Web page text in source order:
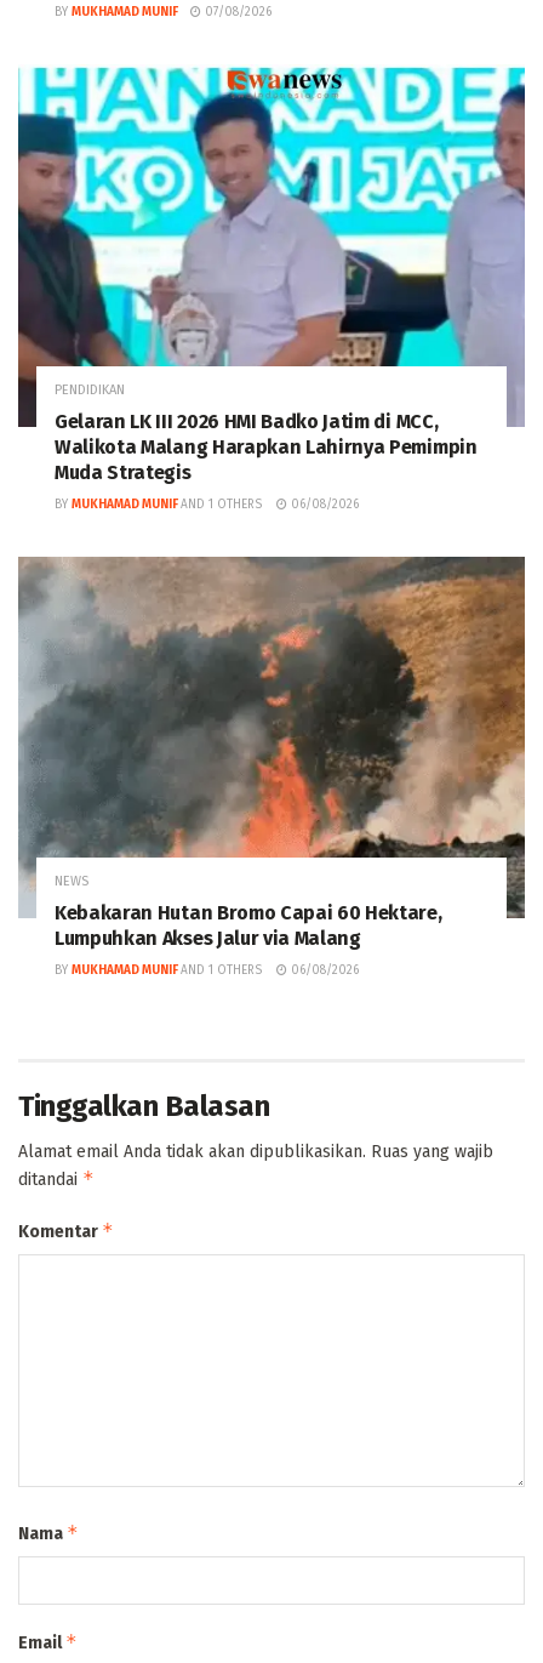
BY MUKHAMAD MUNIF 07/08/2026
PENDIDIKAN
Gelaran LK III 2026 HMI Badko Jatim di MCC,
Walikota Malang Harapkan Lahirnya Pemimpin
Muda Strategis
BY MUKHAMAD MUNIF AND 1 OTHERS 06/08/2026
NEWS
Kebakaran Hutan Bromo Capai 60 Hektare,
Lumpuhkan Akses Jalur via Malang
BY MUKHAMAD MUNIF AND 1 OTHERS 06/08/2026
Tinggalkan Balasan
Alamat email Anda tidak akan dipublikasikan. Ruas yang wajib
ditandai *
Komentar *
Nama *
Email*